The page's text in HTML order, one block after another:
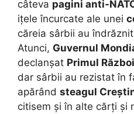
câteva pagini anti-
ițele încurcate ale unei
căreia sârbii au
Atunci, Guvernul
declanșat Primul
dar sârbii au rezistat în
apărând steagul
citisem și în alte cărți și